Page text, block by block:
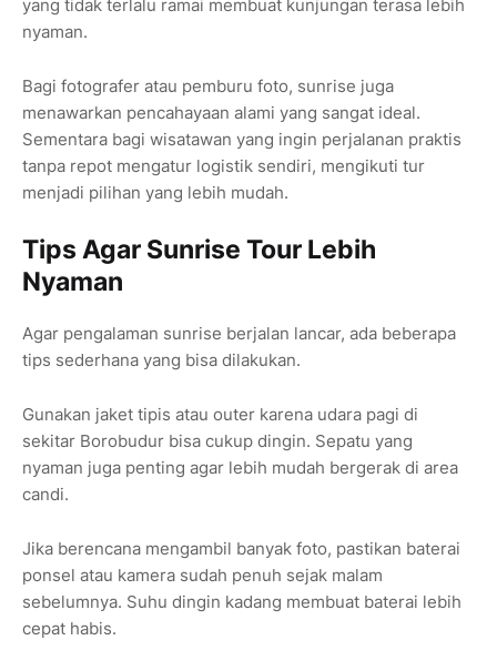
yang tidak terlalu ramai membuat kunjungan terasa lebih
nyaman.
Bagi fotografer atau pemburu foto, sunrise juga
menawarkan pencahayaan alami yang sangat ideal.
Sementara bagi wisatawan yang ingin perjalanan praktis
tanpa repot mengatur logistik sendiri, mengikuti tur
menjadi pilihan yang lebih mudah.
Tips Agar Sunrise Tour Lebih
Nyaman
Agar pengalaman sunrise berjalan lancar, ada beberapa
tips sederhana yang bisa dilakukan.
Gunakan jaket tipis atau outer karena udara pagi di
sekitar Borobudur bisa cukup dingin. Sepatu yang
nyaman juga penting agar lebih mudah bergerak di area
candi.
Jika berencana mengambil banyak foto, pastikan baterai
ponsel atau kamera sudah penuh sejak malam
sebelumnya. Suhu dingin kadang membuat baterai lebih
cepat habis.